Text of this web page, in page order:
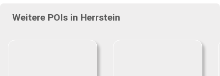
Weitere POIs in Herrstein